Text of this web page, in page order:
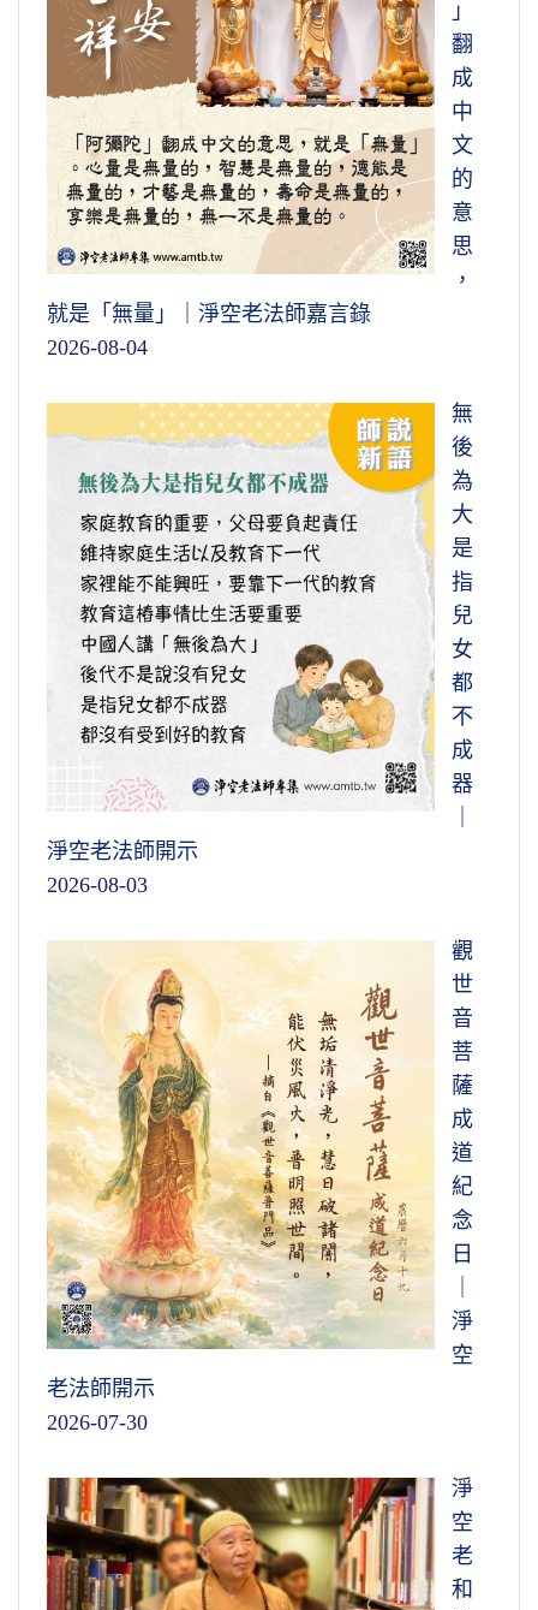
」
翻
成
中
文
的
意
思
，
就是「無量」｜淨空老法師嘉言錄
2026-08-04
無
後
為
大
是
指
兒
女
都
不
成
器
淨空老法師開示
2026-08-03
觀
世
音
菩
薩
成
道
紀
念
日
淨
空
老法師開示
2026-07-30
淨
空
老
和